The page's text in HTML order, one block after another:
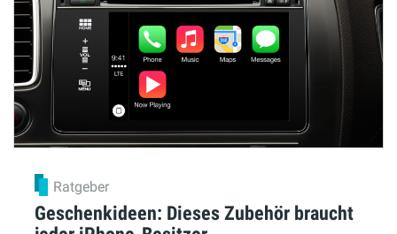
Ratgeber
Geschenkideen: Dieses Zubehör braucht